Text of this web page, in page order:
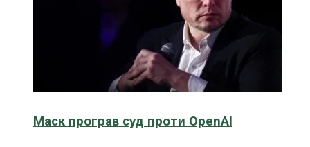
Маск програв суд проти OpenAI